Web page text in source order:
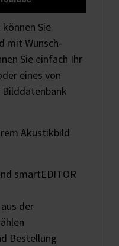
Sie
mit Wunsch-
Sie einfach Ihr
eines von
Akustikbild
smartEDITOR
der
Bestellung